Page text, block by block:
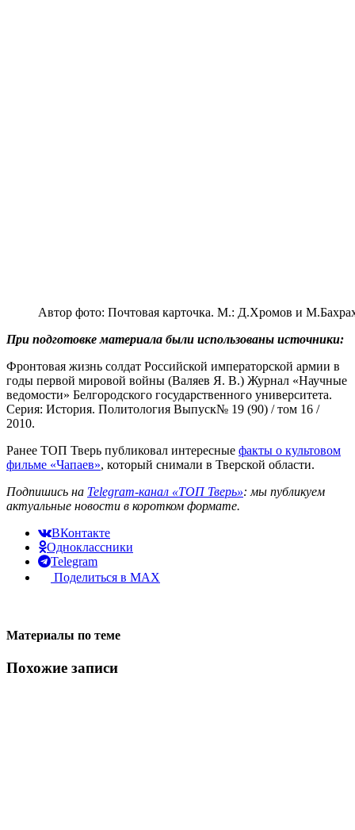
Автор фото: Почтовая карточка. М.: Д.Хромов и
При подготовке материала были использованы источники:
Фронтовая жизнь солдат Российской императорской армии в
годы первой мировой войны (Валяев Я. В.) Журнал «Научные
ведомости» Белгородского государственного университета.
Серия: История. Политология Выпуск№ 19 (90) / том 16 /
2010.
Ранее ТОП Тверь публиковал интересные факты о культовом
фильме «Чапаев», который снимали в Тверской области.
Подпишись на Telegram-канал «ТОП Тверь»: мы публикуем
актуальные новости в коротком формате.
ВКонтакте
Одноклассники
Telegram
Поделиться в MAX
Материалы по теме
Похожие записи